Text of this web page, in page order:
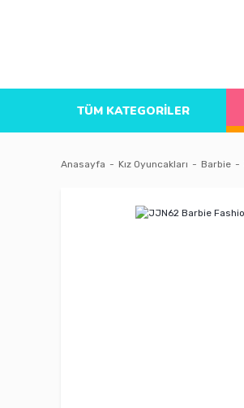
TÜM KATEGORİLER
Anasayfa Kız Oyuncakları Barbie